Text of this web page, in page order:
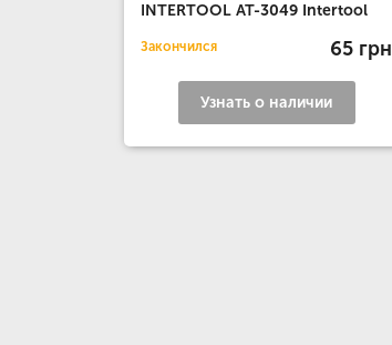
INTERTOOL AT-3049 Intertool
Закончился 65 грн
Узнать о наличии